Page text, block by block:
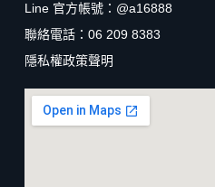
Line 官方帳號：@a16888
聯絡電話：06 209 8383
隱私權政策聲明